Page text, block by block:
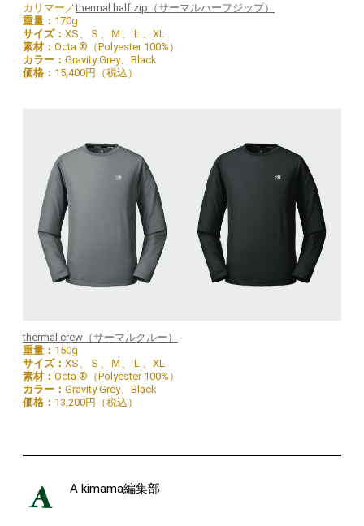
カリマー／thermal half zip（サーマルハーフジップ）
重量： 170g
サイズ： XS、Ｓ、Ｍ、Ｌ、XL
素材： Octa ®（Polyester 100%）
カラー： Gravity Grey、Black
価格： 15,400円（税込）
thermal crew（サーマルクルー）
重量： 150g
サイズ： XS、Ｓ、Ｍ、Ｌ、XL
素材： Octa ®（Polyester 100%）
カラー： Gravity Grey、Black
価格： 13,200円（税込）
A kimama編集部